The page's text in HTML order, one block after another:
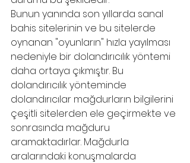
Bunun yanında son yıllarda sanal
bahis sitelerinin ve bu sitelerde
oynanan "oyunların" hızla yayılması
nedeniyle bir dolandırıcılık yöntemi
daha ortaya çıkmıştır. Bu
dolandırıcılık yönteminde
dolandırıcılar mağdurların bilgilerini
çeşitli sitelerden ele geçirmekte ve
sonrasında mağduru
aramaktadırlar. Mağdurla
aralarındaki konuşmalarda